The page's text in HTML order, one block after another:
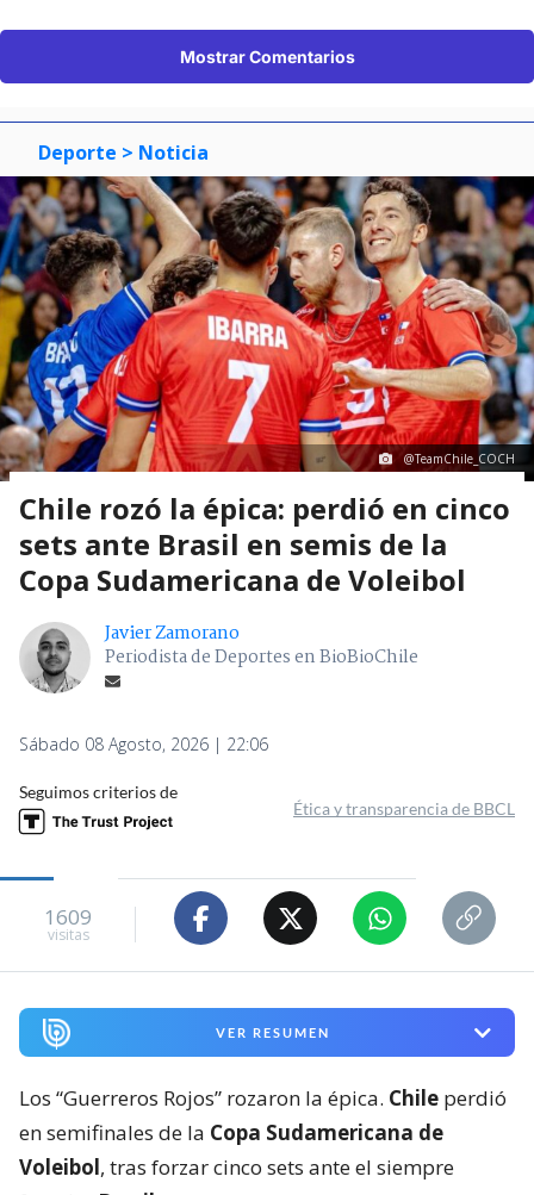
Mostrar Comentarios
Deporte > Noticia
@TeamChile_COCH
Chile rozó la épica: perdió en cinco
sets ante Brasil en semis de la
Copa Sudamericana de Voleibol
Javier Zamorano
Periodista de Deportes en BioBioChile
Sábado 08 Agosto, 2026 | 22:06
Seguimos criterios de
Ética y transparencia de BBCL
1609
visitas
VER RESUMEN
Los “Guerreros Rojos” rozaron la épica. Chile perdió
en semifinales de la Copa Sudamericana de
Voleibol, tras forzar cinco sets ante el siempre